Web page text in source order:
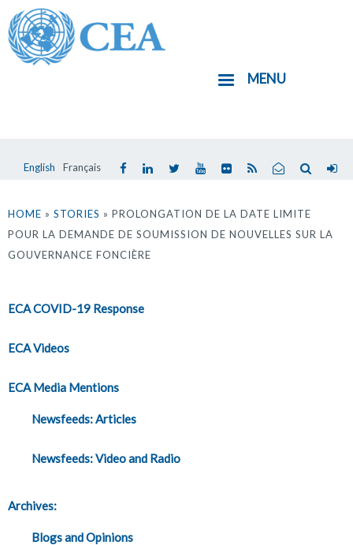
Aller
au
contenu
English Français
MENU
êtes
ici
HOME » STORIES » PROLONGATION DE LA DATE LIMITE
POUR LA DEMANDE DE SOUMISSION DE NOUVELLES SUR LA
GOUVERNANCE FONCIÈRE
ECA COVID-19 Response
ECA Videos
ECA Media Mentions
Newsfeeds: Articles
Newsfeeds: Video and Radio
Archives:
Blogs and Opinions